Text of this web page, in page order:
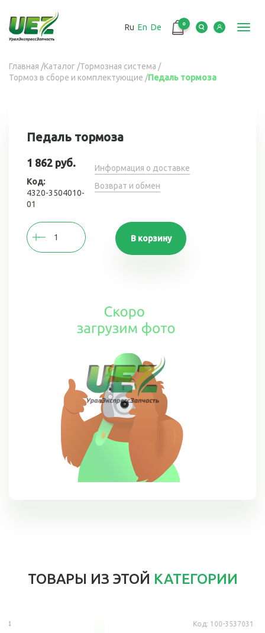
основному
содержанию
Ru En De 0
Вы
здесь
Главная /Каталог /Тормозная система /
Тормоз в сборе и комплектующие /Педаль тормоза
Педаль тормоза
1 862 руб.
Код:
4320-3504010-
01
Информация о доставке
Возврат и обмен
В корзину
ТОВАРЫ ИЗ ЭТОЙ КАТЕГОРИИ